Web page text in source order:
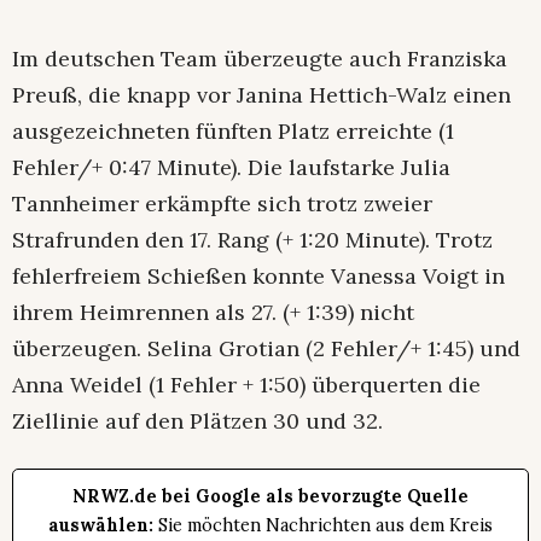
Im deutschen Team überzeugte auch Franziska
Preuß, die knapp vor Janina Hettich-Walz einen
ausgezeichneten fünften Platz erreichte (1
Fehler/+ 0:47 Minute). Die laufstarke Julia
Tannheimer erkämpfte sich trotz zweier
Strafrunden den 17. Rang (+ 1:20 Minute). Trotz
fehlerfreiem Schießen konnte Vanessa Voigt in
ihrem Heimrennen als 27. (+ 1:39) nicht
überzeugen. Selina Grotian (2 Fehler/+ 1:45) und
Anna Weidel (1 Fehler + 1:50) überquerten die
Ziellinie auf den Plätzen 30 und 32.
NRWZ.de bei Google als bevorzugte Quelle
auswählen: Sie möchten Nachrichten aus dem Kreis